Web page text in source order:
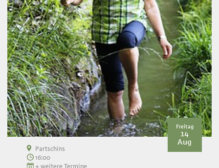
Freitag
14
Aug
Partschins
16:00
+ weitere Termine